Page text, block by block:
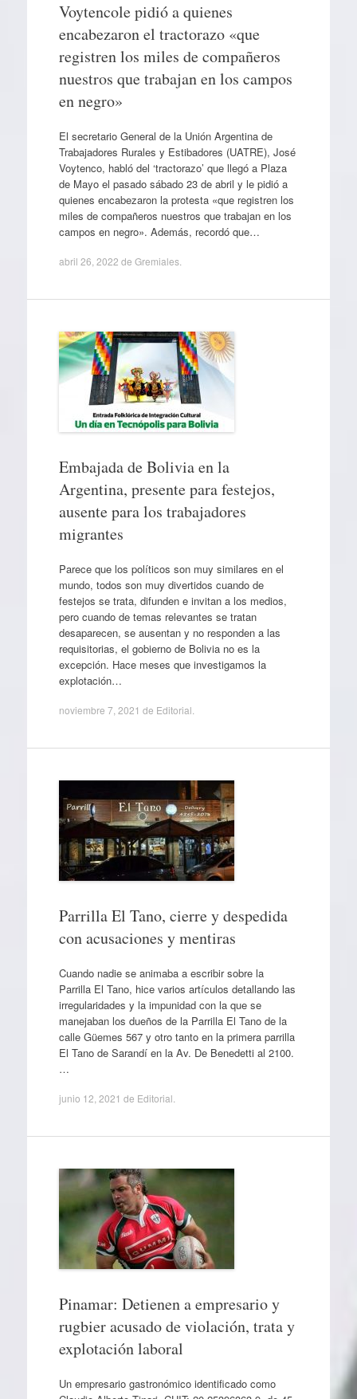
Voytencole pidió a quienes
encabezaron el tractorazo «que
registren los miles de compañeros
nuestros que trabajan en los campos
en negro»
El secretario General de la Unión Argentina de
Trabajadores Rurales y Estibadores (UATRE), José
Voytenco, habló del ‘tractorazo’ que llegó a Plaza
de Mayo el pasado sábado 23 de abril y le pidió a
quienes encabezaron la protesta «que registren los
miles de compañeros nuestros que trabajan en los
campos en negro». Además, recordó que…
abril 26, 2022 de Gremiales.
Embajada de Bolivia en la
Argentina, presente para festejos,
ausente para los trabajadores
migrantes
Parece que los políticos son muy similares en el
mundo, todos son muy divertidos cuando de
festejos se trata, difunden e invitan a los medios,
pero cuando de temas relevantes se tratan
desaparecen, se ausentan y no responden a las
requisitorias, el gobierno de Bolivia no es la
excepción. Hace meses que investigamos la
explotación…
noviembre 7, 2021 de Editorial
Parrilla El Tano, cierre y despedida
con acusaciones y mentiras
Cuando nadie se animaba a escribir sobre la
Parrilla El Tano, hice varios artículos detallando las
irregularidades y la impunidad con la que se
manejaban los dueños de la Parrilla El Tano de la
calle Güemes 567 y otro tanto en la primera parrilla
El Tano de Sarandí en la Av. De Benedetti al 2100.
…
junio 12, 2021 de Editorial
Pinamar: Detienen a empresario y
rugbier acusado de violación, trata y
explotación laboral
Un empresario gastronómico identificado como